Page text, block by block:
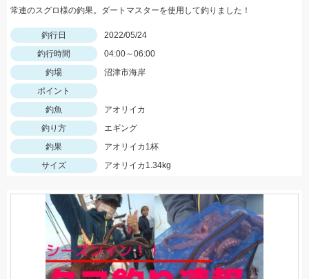
常連のスグロ様の釣果。ダートマスターを使用して釣りました！
釣行日
2022/05/24
釣行時間
04:00～06:00
釣場
沼津市海岸
ポイント
釣魚
アオリイカ
釣り方
エギング
釣果
アオリイカ1杯
サイズ
アオリイカ1.34kg